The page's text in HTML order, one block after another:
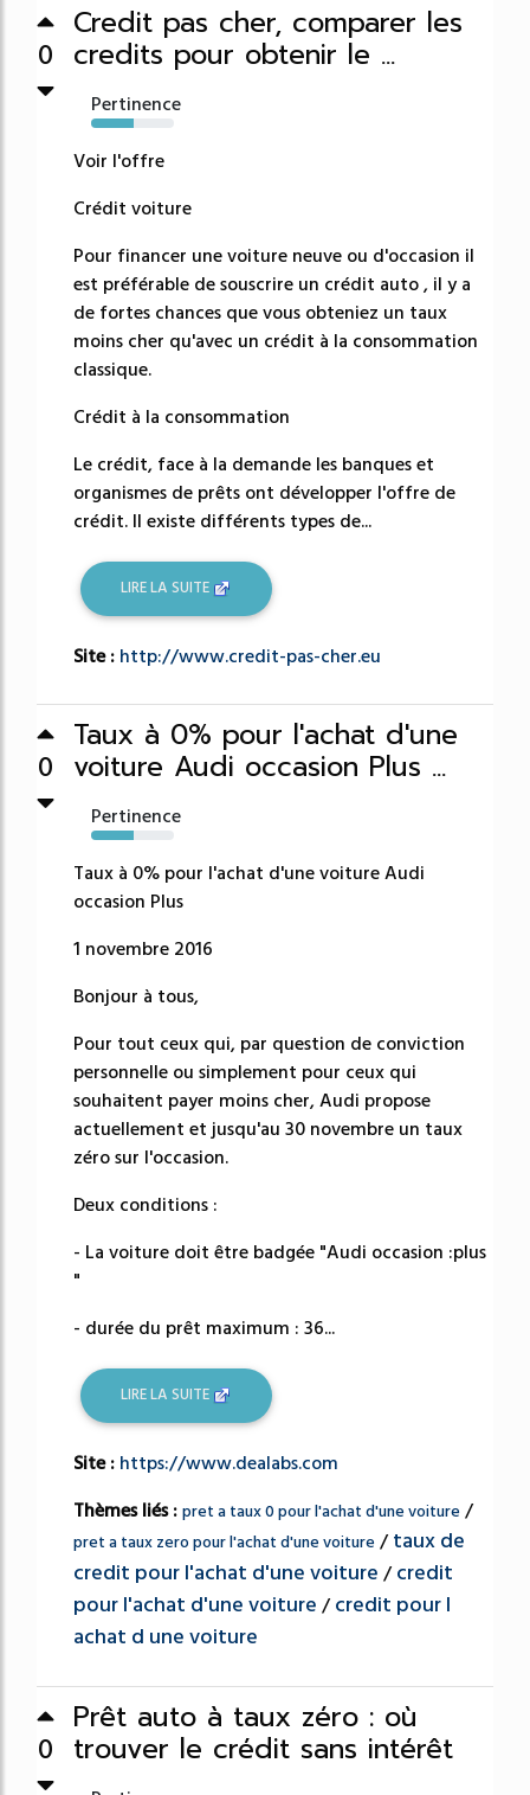
0
Credit pas cher, comparer les
credits pour obtenir le ...
Pertinence
51%
Voir l'offre
Crédit voiture
Pour financer une voiture neuve ou d'occasion il
est préférable de souscrire un crédit auto , il y a
de fortes chances que vous obteniez un taux
moins cher qu'avec un crédit à la consommation
classique.
Crédit à la consommation
Le crédit, face à la demande les banques et
organismes de prêts ont développer l'offre de
crédit. Il existe différents types de...
LIRE LA SUITE
Site : http://www.credit-pas-cher.eu
0
Taux à 0% pour l'achat d'une
voiture Audi occasion Plus ...
Pertinence
51%
Taux à 0% pour l'achat d'une voiture Audi
occasion Plus
1 novembre 2016
Bonjour à tous,
Pour tout ceux qui, par question de conviction
personnelle ou simplement pour ceux qui
souhaitent payer moins cher, Audi propose
actuellement et jusqu'au 30 novembre un taux
zéro sur l'occasion.
Deux conditions :
- La voiture doit être badgée "Audi occasion :plus
"
- durée du prêt maximum : 36...
LIRE LA SUITE
Site : https://www.dealabs.com
Thèmes liés : pret a taux 0 pour l'achat d'une voiture /
pret a taux zero pour l'achat d'une voiture /taux de
credit pour l'achat d'une voiture /credit
pour l'achat d'une voiture /credit pour l
achat d une voiture
0
Prêt auto à taux zéro : où
trouver le crédit sans intérêt